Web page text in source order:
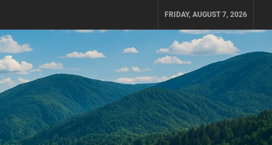
FRIDAY, AUGUST 7, 2026